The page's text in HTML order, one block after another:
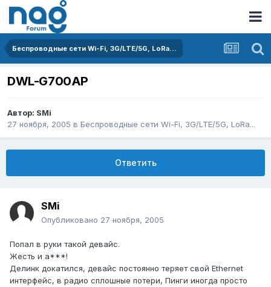
Беспроводные сети Wi-Fi, 3G/LTE/5G, LoRa...
DWL-G700AP
Автор: SMi
27 ноября, 2005 в Беспроводные сети Wi-Fi, 3G/LTE/5G, LoRa...
Ответить
SMi
Опубликовано 27 ноября, 2005
Попал в руки такой девайс.
Жесть и а***!
Делинк докатился, девайс постоянно теряет свой Ethernet
интерфейс, в радио сплошные потери, Пинги иногда просто